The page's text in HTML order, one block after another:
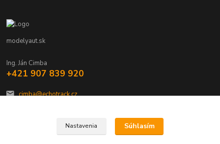
modelyaut.sk
Ing. Ján Cimba
+421 907 839 920
cimba@echotrack.cz
Nastavenia Súhlasím